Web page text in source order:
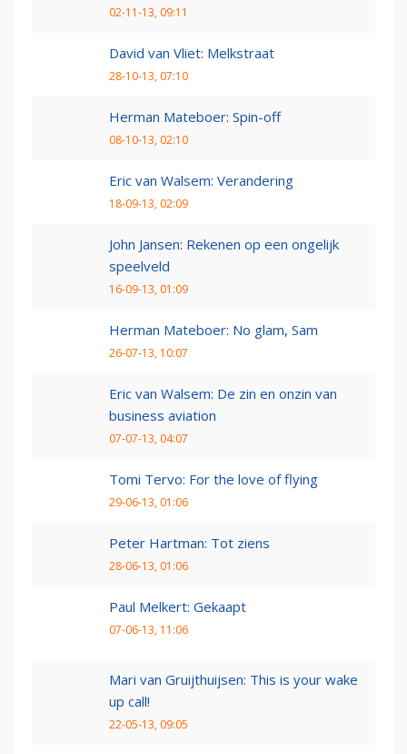
02-11-13, 09:11
David van Vliet: Melkstraat
28-10-13, 07:10
Herman Mateboer: Spin-off
08-10-13, 02:10
Eric van Walsem: Verandering
18-09-13, 02:09
John Jansen: Rekenen op een ongelijk
speelveld
16-09-13, 01:09
Herman Mateboer: No glam, Sam
26-07-13, 10:07
Eric van Walsem: De zin en onzin van
business aviation
07-07-13, 04:07
Tomi Tervo: For the love of flying
29-06-13, 01:06
Peter Hartman: Tot ziens
28-06-13, 01:06
Paul Melkert: Gekaapt
07-06-13, 11:06
Mari van Gruijthuijsen: This is your wake
up call!
22-05-13, 09:05